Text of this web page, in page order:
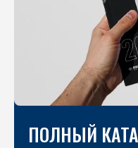
ПОЛНЫЙ